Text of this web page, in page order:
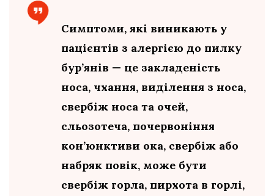
Симптоми, які виникають у
пацієнтів з алергією до пилку
бур’янів — це закладеність
носа, чхання, виділення з носа,
свербіж носа та очей,
сльозотеча, почервоніння
кон’юнктиви ока, свербіж або
набряк повік, може бути
свербіж горла, пирхота в горлі,